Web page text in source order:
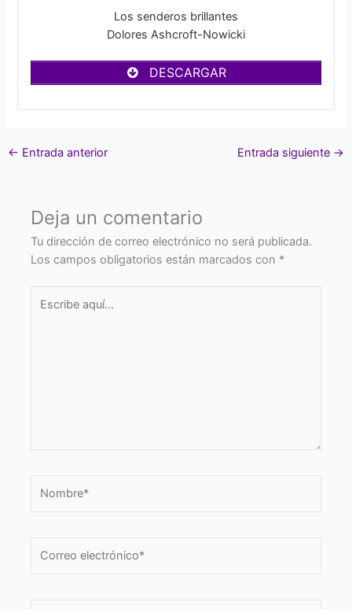
Los senderos brillantes
Dolores Ashcroft-Nowicki
DESCARGAR
← Entrada anterior Entrada siguiente →
Deja un comentario
Tu dirección de correo electrónico no será publicada.
Los campos obligatorios están marcados con *
aquí...
electrónico*